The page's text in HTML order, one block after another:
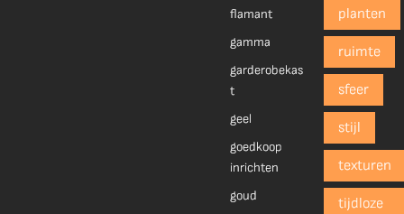
flamant
gamma
garderobekas
t
geel
goedkoop
inrichten
goud
planten
ruimte
sfeer
stijl
texturen
tijdloze